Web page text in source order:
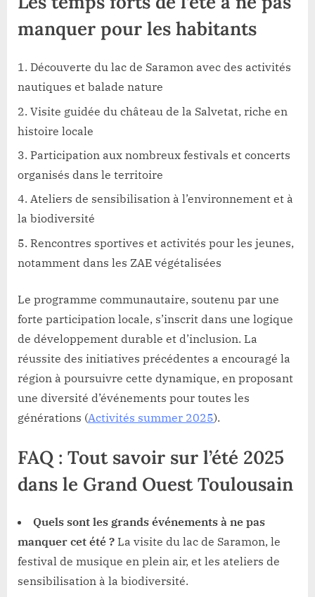
manquer pour les habitants
Découverte du lac de Saramon avec des activités
nautiques et balade nature
Visite guidée du château de la Salvetat, riche en
histoire locale
Participation aux nombreux festivals et concerts
organisés dans le territoire
Ateliers de sensibilisation à l’environnement et à
la biodiversité
Rencontres sportives et activités pour les jeunes,
notamment dans les ZAE végétalisées
Le programme communautaire, soutenu par une
forte participation locale, s’inscrit dans une logique
de développement durable et d’inclusion. La
réussite des initiatives précédentes a encouragé la
région à poursuivre cette dynamique, en proposant
une diversité d’événements pour toutes les
générations (Activités summer 2025).
FAQ : Tout savoir sur l’été 2025
dans le Grand Ouest Toulousain
Quels sont les grands événements à ne pas
manquer cet été ? La visite du lac de Saramon, le
festival de musique en plein air, et les ateliers de
sensibilisation à la biodiversité.